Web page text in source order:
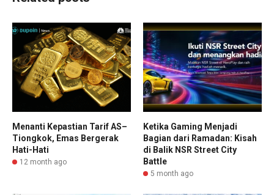
Menanti Kepastian Tarif AS–
Tiongkok, Emas Bergerak
Hati-Hati
12 month ago
Ketika Gaming Menjadi
Bagian dari Ramadan: Kisah
di Balik NSR Street City
Battle
5 month ago